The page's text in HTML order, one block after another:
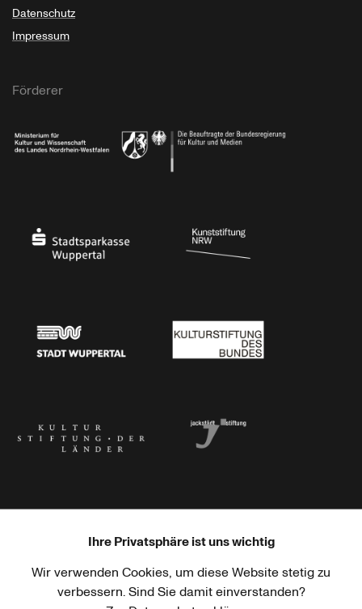
Datenschutz
Impressum
Förderer
Haus der Kulturen der Welt Goethe-Institut
Ihre Privatsphäre ist uns wichtig
Wir verwenden Cookies, um diese Website stetig zu
verbessern. Sind Sie damit einverstanden?